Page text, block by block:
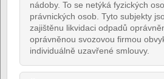
nádoby. To se netýká fyzických
právnických osob. Tyto subjekty
zajištěnu likvidaci odpadů
oprávněnou svozovou firmou
individuálně uzavřené smlouvy.